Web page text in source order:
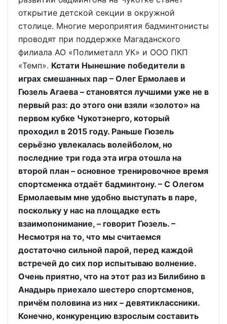
открытие детской секции в окружной
столице. Многие мероприятия бадминтонисты
проводят при поддержке Магаданского
филиала АО «Полиметалл УК» и ООО ПКП
«Темп». Кстати Нынешние победители в
играх смешанных пар – Олег Ермолаев и
Гюзель Агаева – становятся лучшими уже не в
первый раз: до этого они взяли «золото» на
первом кубке Чукотэнерго, который
проходил в 2015 году. Раньше Гюзель
серьёзно увлекалась волейболом, но
последние три года эта игра отошла на
второй план – основное тренировочное время
спортсменка отдаёт бадминтону. – С Олегом
Ермолаевым мне удобно выступать в паре,
поскольку у нас на площадке есть
взаимопонимание, – говорит Гюзель. –
Несмотря на то, что мы считаемся
достаточно сильной парой, перед каждой
встречей до сих пор испытываю волнение.
Очень приятно, что на этот раз из Билибино в
Анадырь приехало шестеро спортсменов,
причём половина из них – девятиклассники.
Конечно, конкуренцию взрослым составить